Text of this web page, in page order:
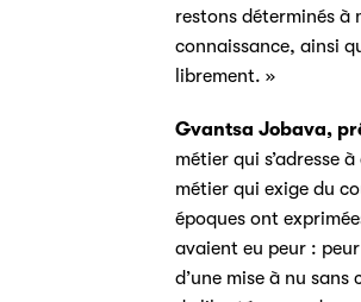
restons déterminés à
connaissance, ainsi
librement. »
Gvantsa Jobava,
métier qui s’adresse
métier qui exige du
époques ont
avaient eu peur :
d’une mise à nu